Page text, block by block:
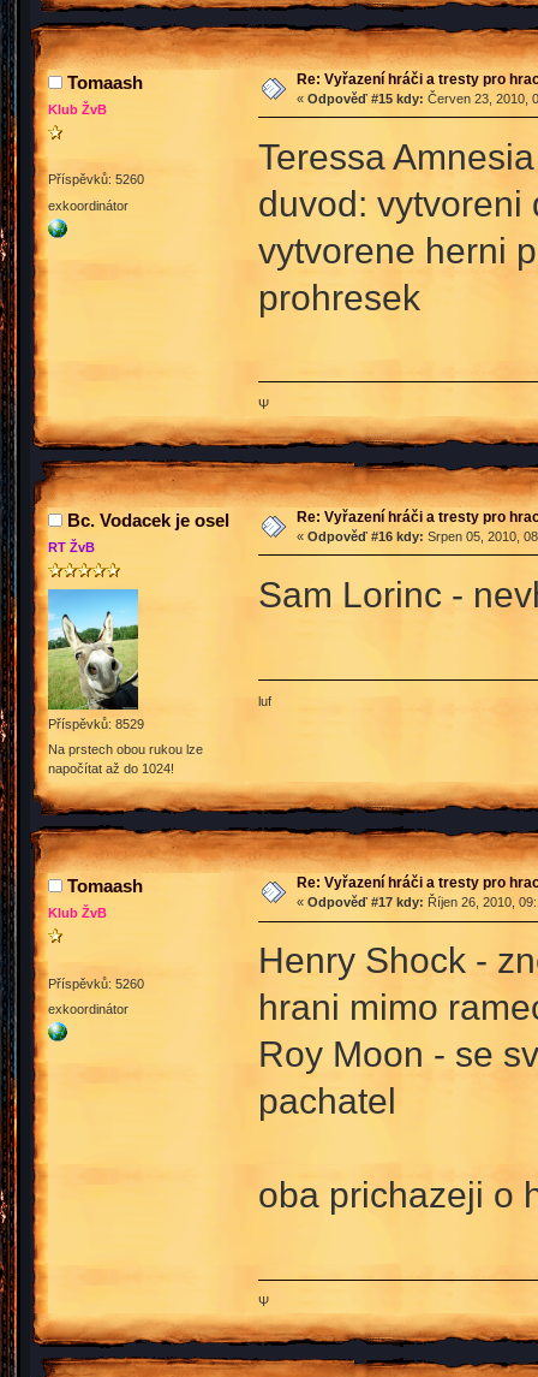
Tomaash
Klub ŽvB
Příspěvků: 5260
exkoordinátor
Re: Vyřazení hráči a tresty pro
« Odpověď #15 kdy: Červen 23, 2010,
Teressa
duvod: vytvoreni
vytvorene herni
prohresek
Ψ
Bc. Vodacek je osel
RT ŽvB
Příspěvků: 8529
Na prstech obou rukou lze
napočítat až do 1024!
Re: Vyřazení hráči a tresty pro
« Odpověď #16 kdy: Srpen 05, 2010,
Sam Lorinc -
luf
Tomaash
Klub ŽvB
Příspěvků: 5260
exkoordinátor
Re: Vyřazení hráči a tresty pro
« Odpověď #17 kdy: Říjen 26, 2010,
Henry Shock -
hrani mimo
Roy Moon - se
pachatel
oba prichazeji o
Ψ